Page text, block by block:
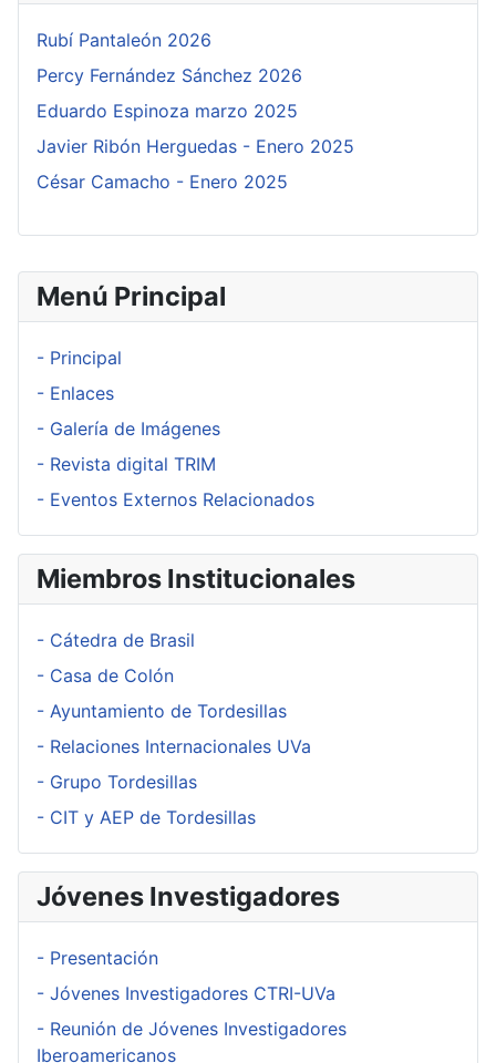
Menú Principal
- Principal
- Enlaces
- Galería de Imágenes
- Revista digital TRIM
- Eventos Externos Relacionados
Miembros Institucionales
- Cátedra de Brasil
- Casa de Colón
- Ayuntamiento de Tordesillas
- Relaciones Internacionales UVa
- Grupo Tordesillas
- CIT y AEP de Tordesillas
Jóvenes Investigadores
- Presentación
- Jóvenes Investigadores CTRI-UVa
- Reunión de Jóvenes Investigadores
Iberoamericanos
Rubí Pantaleón 2026
Percy Fernández Sánchez 2026
Eduardo Espinoza marzo 2025
Javier Ribón Herguedas - Enero 2025
César Camacho - Enero 2025